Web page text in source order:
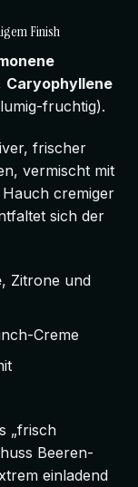
Finish
Caryophyllene
fruchtig).
frischer
vermischt mit
cremiger
sich der
, Zitrone und
Creme
„frisch
Beeren-
einladend